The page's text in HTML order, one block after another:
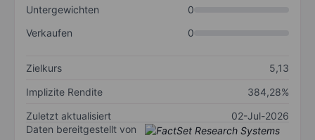
Untergewichten
0
Verkaufen
0
Zielkurs
5,13
Implizite Rendite
384,28%
Zuletzt aktualisiert
02-Jul-2026
Daten bereitgestellt von